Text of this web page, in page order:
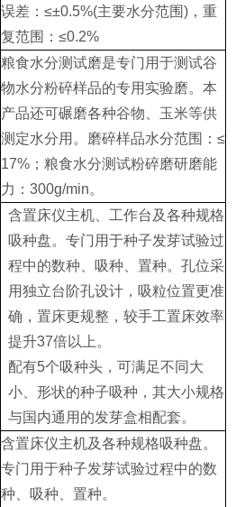
误差：≤±0.5%(主要水分范围)，重
复范围：≤0.2%
粮食水分测试磨是专门用于测试谷
物水分粉碎样品的专用实验磨。本
产品还可碾磨各种谷物、玉米等供
测定水分用。磨碎样品水分范围：≤
17%；粮食水分测试粉碎磨研磨能
力：300g/min。
含置床仪主机、工作台及各种规格
吸种盘。专门用于种子发芽试验过
程中的数种、吸种、置种。孔位采
用独立台阶孔设计，吸粒位置更准
确，置床更规整，较手工置床效率
提升37倍以上。
配有5个吸种头，可满足不同大
小、形状的种子吸种，其大小规格
与国内通用的发芽盒相配套。
含置床仪主机及各种规格吸种盘。
专门用于种子发芽试验过程中的数
种、吸种、置种。